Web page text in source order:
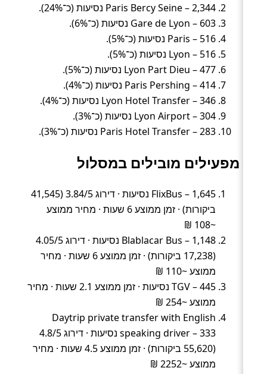
Paris Bercy Seine – 2,344 נסיעות (כ־24%).
Gare de Lyon – 603 נסיעות (כ־6%).
Paris – 516 נסיעות (כ־5%).
Lyon – 516 נסיעות (כ־5%).
Lyon Part Dieu – 477 נסיעות (כ־5%).
Paris Pershing – 414 נסיעות (כ־4%).
Lyon Hotel Transfer – 346 נסיעות (כ־4%).
Lyon Airport – 304 נסיעות (כ־3%).
Paris Hotel Transfer – 283 נסיעות (כ־3%).
מפעילים מובילים במסלול
FlixBus – 1,645 נסיעות · דירוג 3.84/5 (41,545
ביקורות) · זמן ממוצע 6 שעות · מחיר ממוצע
~108 ₪
Blablacar Bus – 1,148 נסיעות · דירוג 4.05/5
(17,238 ביקורות) · זמן ממוצע 6 שעות · מחיר
ממוצע ~110 ₪
TGV – 445 נסיעות · זמן ממוצע 2.1 שעות · מחיר
ממוצע ~254 ₪
Daytrip private transfer with English
speaking driver – 333 נסיעות · דירוג 4.8/5
(55,620 ביקורות) · זמן ממוצע 4.5 שעות · מחיר
ממוצע ~2252 ₪